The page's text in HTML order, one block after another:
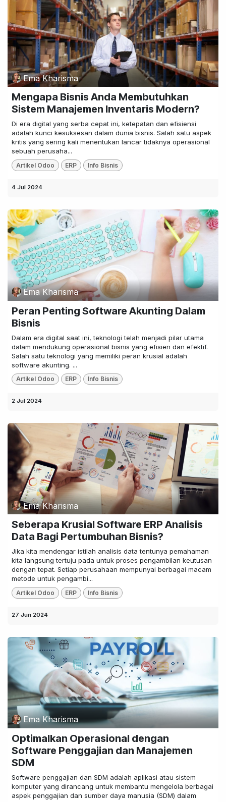
Ema Kharisma
Mengapa Bisnis Anda Membutuhkan
Sistem Manajemen Inventaris Modern?
Di era digital yang serba cepat ini, ketepatan dan efisiensi
adalah kunci kesuksesan dalam dunia bisnis. Salah satu aspek
kritis yang sering kali menentukan lancar tidaknya operasional
sebuah perusaha...
Artikel Odoo ERP Info Bisnis
4 Jul 2024
Ema Kharisma
Peran Penting Software Akunting Dalam
Bisnis
Dalam era digital saat ini, teknologi telah menjadi pilar utama
dalam mendukung operasional bisnis yang efisien dan efektif.
Salah satu teknologi yang memiliki peran krusial adalah
software akunting. ...
Artikel Odoo ERP Info Bisnis
2 Jul 2024
Ema Kharisma
Seberapa Krusial Software ERP Analisis
Data Bagi Pertumbuhan Bisnis?
Jika kita mendengar istilah analisis data tentunya pemahaman
kita langsung tertuju pada untuk proses pengambilan keutusan
dengan tepat. Setiap perusahaan mempunyai berbagai macam
metode untuk pengambi...
Artikel Odoo ERP Info Bisnis
27 Jun 2024
Ema Kharisma
Optimalkan Operasional dengan
Software Penggajian dan Manajemen
SDM
Software penggajian dan SDM adalah aplikasi atau sistem
komputer yang dirancang untuk membantu mengelola berbagai
aspek penggajian dan sumber daya manusia (SDM) dalam